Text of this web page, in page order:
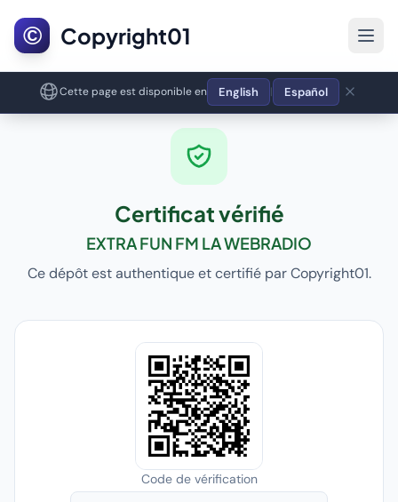
© Copyright01
Cette page est disponible en English | Español
Certificat vérifié
EXTRA FUN FM LA WEBRADIO
Ce dépôt est authentique et certifié par Copyright01.
Code de vérification